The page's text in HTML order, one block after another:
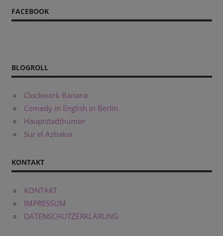
FACEBOOK
BLOGROLL
Clockwork Banana
Comedy in English in Berlin
Hauptstadthumor
Sur el Azbakia
KONTAKT
KONTAKT
IMPRESSUM
DATENSCHUTZERKLÄRUNG